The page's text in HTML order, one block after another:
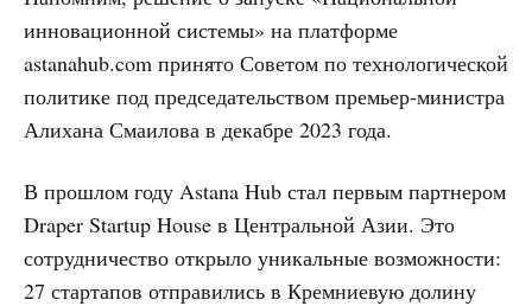
инновационной системы» на платформе
astanahub.com принято Советом по технологической
политике под председательством премьер-министра
Алихана Смаилова в декабре 2023 года.
В прошлом году Astana Hub стал первым партнером
Draper Startup House в Центральной Азии. Это
сотрудничество открыло уникальные возможности:
27 стартапов отправились в Кремниевую долину